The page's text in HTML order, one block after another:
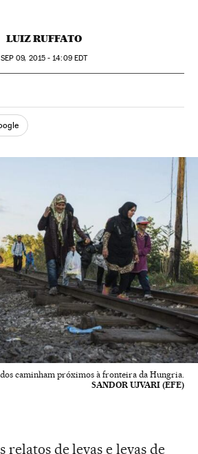
LUIZ RUFFATO
SEP 09, 2015 - 14:09EDT
Twitter
Redes Sociales
caminham próximos à fronteira da Hungria.
SANDOR UJVARI (EFE)
relatos de levas e levas de